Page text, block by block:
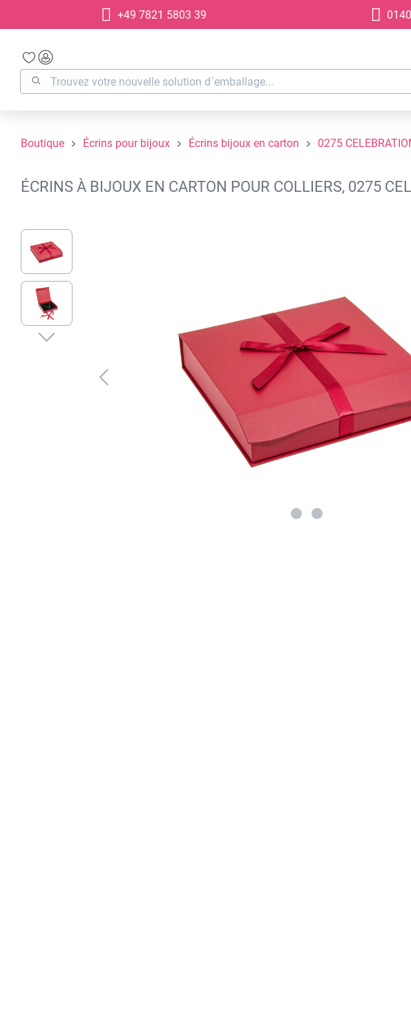
Passer à la navigation principale
+49 7821 5803 39
Boutique Écrins pour bijoux Écrins bijoux en carton 0275
ÉCRINS À BIJOUX EN CARTON POUR COLLIERS, 0275
Ignorer la galerie d'images